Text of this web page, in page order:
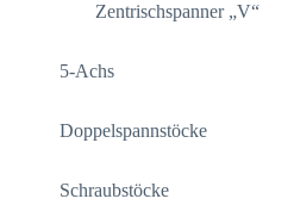
Zentrischspanner „V“
5-Achs
Doppelspannstöcke
Schraubstöcke